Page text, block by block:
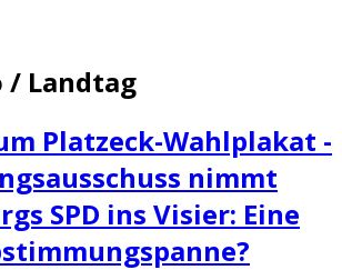
/ Landtag
Platzeck-Wahlplakat -
nimmt
SPD ins Visier: Eine